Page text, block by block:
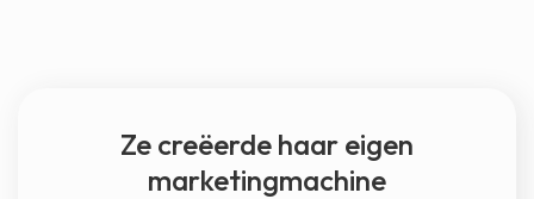
Ze creëerde haar eigen
marketingmachine